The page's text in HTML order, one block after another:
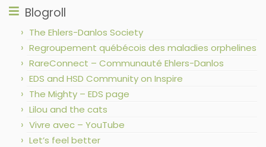
Blogroll
The Ehlers-Danlos Society
Regroupement québécois des maladies orphelines
RareConnect – Communauté Ehlers-Danlos
EDS and HSD Community on Inspire
The Mighty – EDS page
Lilou and the cats
Vivre avec – YouTube
Let’s feel better